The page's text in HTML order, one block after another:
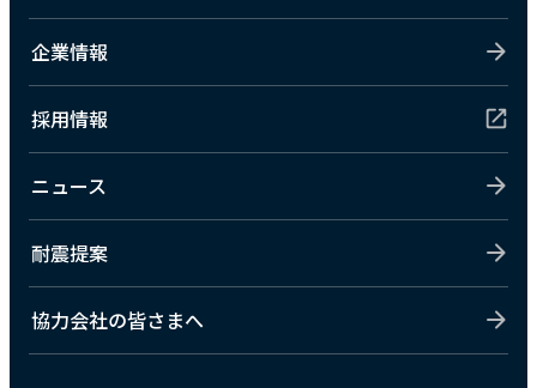
企業情報
採用情報
ニュース
耐震提案
協力会社の皆さまへ